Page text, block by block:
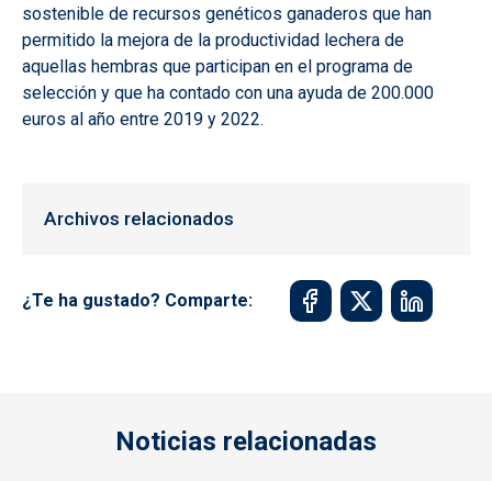
sostenible de recursos genéticos ganaderos que han
permitido la mejora de la productividad lechera de
aquellas hembras que participan en el programa de
selección y que ha contado con una ayuda de 200.000
euros al año entre 2019 y 2022.
Archivos relacionados
¿Te ha gustado? Comparte:
Noticias relacionadas